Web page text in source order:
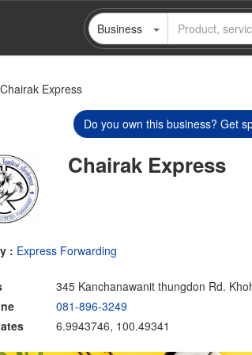
Business
Express
Do you own this business? Get
Chairak Express
: Express Forwarding
345 Kanchanawanit thungdon Rd.
081-896-3249
6.9943746, 100.49341